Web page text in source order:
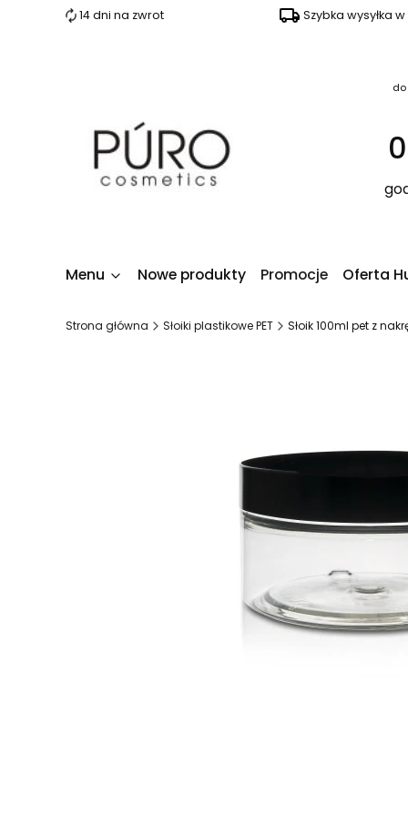
14 dni na zwrot Szybka wysyłka
Menu Nowe produkty Promocje Oferta
Strona główna Słoiki plastikowe PET Słoik 100ml pet z